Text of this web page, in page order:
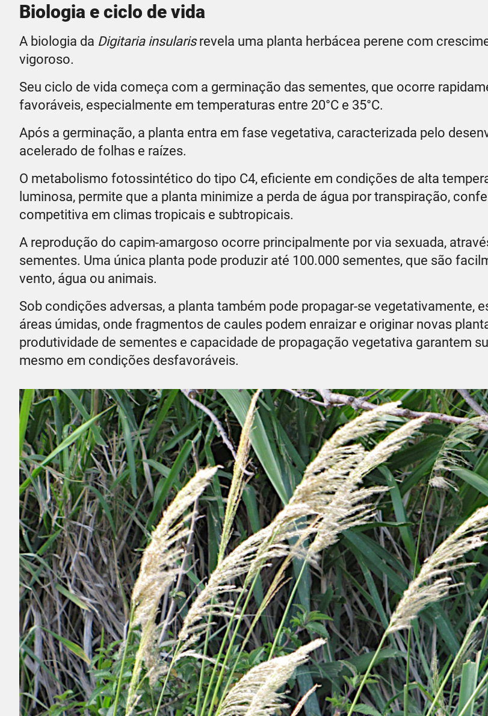
Biologia e ciclo de vida
A biologia da Digitaria insularisrevela uma planta herbácea perene com
vigoroso.
Seu ciclo de vida começa com a germinação das sementes, que ocorre
favoráveis, especialmente em temperaturas entre 20°C e 35°C.
Após a germinação, a planta entra em fase vegetativa, caracterizada pelo
acelerado de folhas e raízes.
O metabolismo fotossintético do tipo C4, eficiente em condições de alta
luminosa, permite que a planta minimize a perda de água por transpiração,
competitiva em climas tropicais e subtropicais.
A reprodução do capim-amargoso ocorre principalmente por via sexuada,
sementes. Uma única planta pode produzir até 100.000 sementes, que são
vento, água ou animais.
Sob condições adversas, a planta também pode propagar-se vegetativamente,
áreas úmidas, onde fragmentos de caules podem enraizar e originar novas
produtividade de sementes e capacidade de propagação vegetativa garantem
mesmo em condições desfavoráveis.